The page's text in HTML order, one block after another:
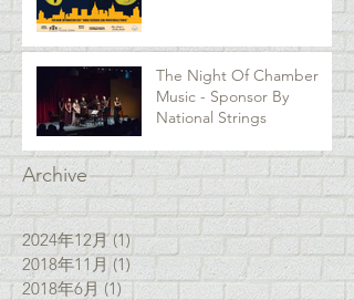
The Night Of Chamber
Music - Sponsor By
National Strings
Archive
2024年12月 (1) 1 篇文章
2018年11月 (1) 1 篇文章
2018年6月 (1)1 篇文章